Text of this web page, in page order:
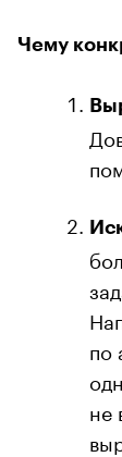
Чему
по
не